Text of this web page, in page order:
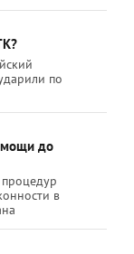
по
до
в